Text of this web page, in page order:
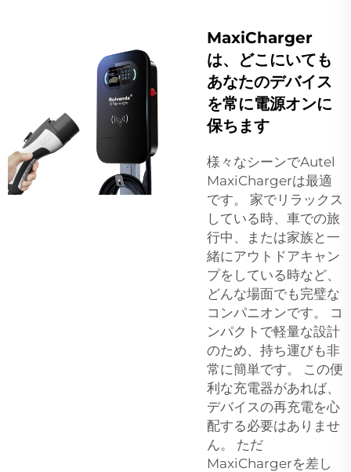
MaxiCharger
は、どこにいても
あなたのデバイス
を常に電源オンに
保ちます
様々なシーンでAutel
MaxiChargerは最適
です。 家でリラックス
している時、車での旅
行中、または家族と一
緒にアウトドアキャン
プをしている時など、
どんな場面でも完璧な
コンパニオンです。 コ
ンパクトで軽量な設計
のため、持ち運びも非
常に簡単です。 この便
利な充電器があれば、
デバイスの再充電を心
配する必要はありませ
ん。 ただ
MaxiChargerを差し